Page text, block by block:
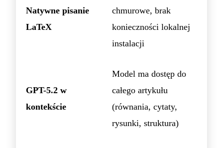
Natywne pisanie
LaTeX
chmurowe, brak
konieczności lokalnej
instalacji
GPT-5.2 w
kontekście
Model ma dostęp do
całego artykułu
(równania, cytaty,
rysunki, struktura)